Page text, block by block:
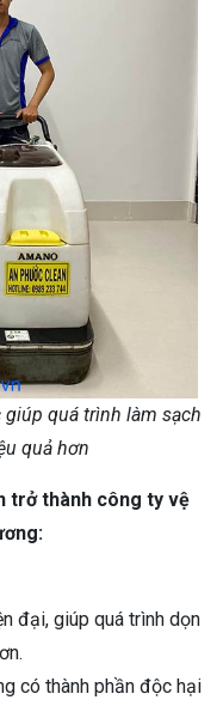
quá trình làm sạch
quả hơn
trở thành công ty vệ
đại, giúp quá trình dọn
có thành phần độc hại